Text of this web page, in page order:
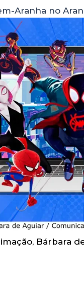
Aranha no
, Bárbara